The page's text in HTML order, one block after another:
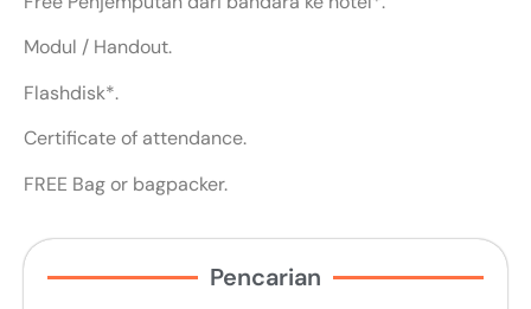
Modul / Handout.
Flashdisk*.
Certificate of attendance.
FREE Bag or bagpacker.
Pencarian